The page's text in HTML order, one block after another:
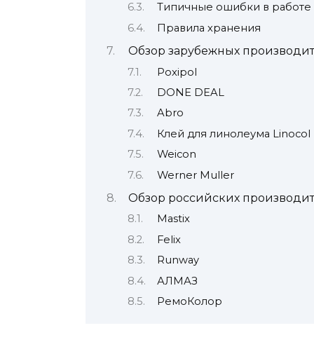
Типичные ошибки в работе
Правила хранения
Обзор зарубежных
Poxipol
DONE DEAL
Abro
Клей для линолеума Linocol
Weicon
Werner Muller
Обзор российских
Mastix
Felix
Runway
АЛМАЗ
РемоКолор